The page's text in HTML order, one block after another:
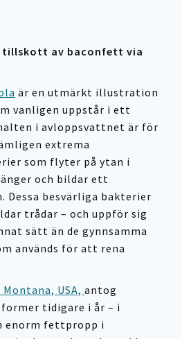
av baconfett via
är en utmärkt illustration
vanligen uppstår i ett
i avloppsvattnet är för
extrema
som flyter på ytan i
och bildar ett
Dessa besvärliga bakterier
trådar – och uppför sig
sätt än de gynnsamma
används för att rena
USA, antog
tidigare i år – i
enorm fettpropp i